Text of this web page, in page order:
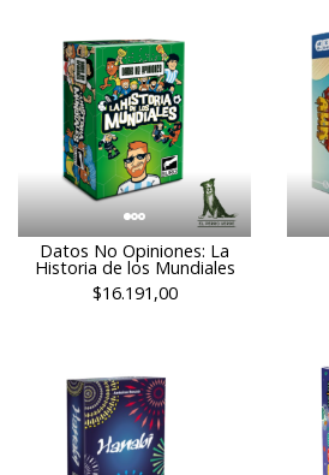
Datos No Opiniones: La
Historia de los Mundiales
$16.191,00